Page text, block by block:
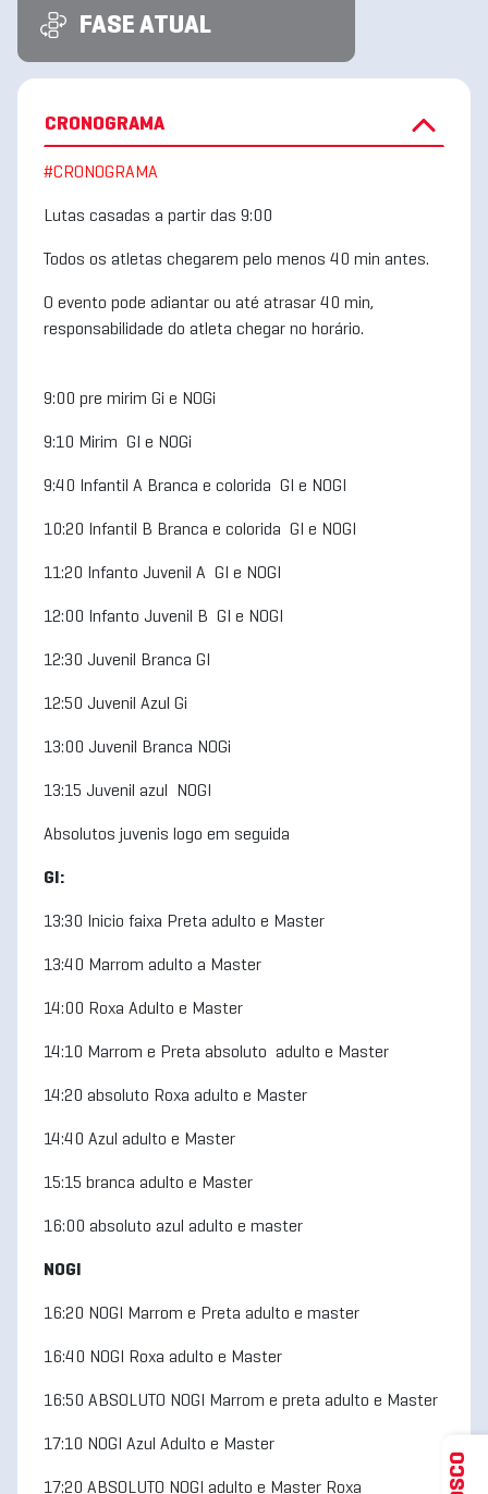
FASE ATUAL
CRONOGRAMA
#CRONOGRAMA
Lutas casadas a partir das 9:00
Todos os atletas chegarem pelo menos 40 min antes.
O evento pode adiantar ou até atrasar 40 min,
responsabilidade do atleta chegar no horário.
9:00 pre mirim Gi e NOGi
9:10 Mirim GI e NOGi
9:40 Infantil A Branca e colorida GI e NOGI
10:20 Infantil B Branca e colorida GI e NOGI
11:20 Infanto Juvenil A GI e NOGI
12:00 Infanto Juvenil B GI e NOGI
12:30 Juvenil Branca GI
12:50 Juvenil Azul Gi
13:00 Juvenil Branca NOGi
13:15 Juvenil azul NOGI
Absolutos juvenis logo em seguida
GI:
13:30 Inicio faixa Preta adulto e Master
13:40 Marrom adulto a Master
14:00 Roxa Adulto e Master
14:10 Marrom e Preta absoluto adulto e Master
14:20 absoluto Roxa adulto e Master
14:40 Azul adulto e Master
15:15 branca adulto e Master
16:00 absoluto azul adulto e master
NOGI
16:20 NOGI Marrom e Preta adulto e master
16:40 NOGI Roxa adulto e Master
16:50 ABSOLUTO NOGI Marrom e preta adulto e Master
17:10 NOGI Azul Adulto e Master
17:20 ABSOLUTO NOGI adulto e Master Roxa